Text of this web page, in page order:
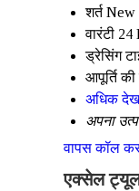
शर्त New
वारंटी 24
ड्रेसिंग
आपूर्ति की
अधिक
अपना
वापस कॉल
एक्सेल